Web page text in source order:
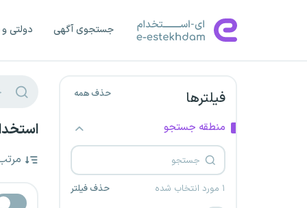
جستجوی آگهی دولتی
فیلترها حذف همه
منطقه جستجو
۱ مورد انتخاب شده حذف فیلتر